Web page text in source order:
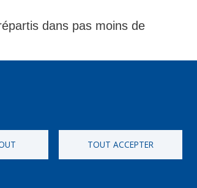
dans pas moins de
TOUT ACCEPTER